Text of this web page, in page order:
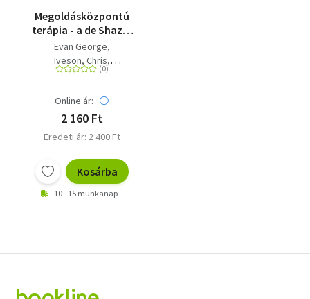
Megoldásközpontú
terápia - a de Shazer
modell -
Családterápiás
sorozat 6.
Evan George
Iveson, Chris
Harvey Ratner
Online ár:
2 160 Ft
Eredeti ár: 2 400 Ft
Kosárba
10 - 15 munkanap